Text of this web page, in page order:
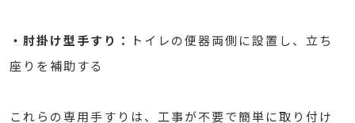
・肘掛け型手すり：
トイレの便器両側に設置し、立ち
座りを補助する
これらの専用手すりは、工事が不要で簡単に取り付け